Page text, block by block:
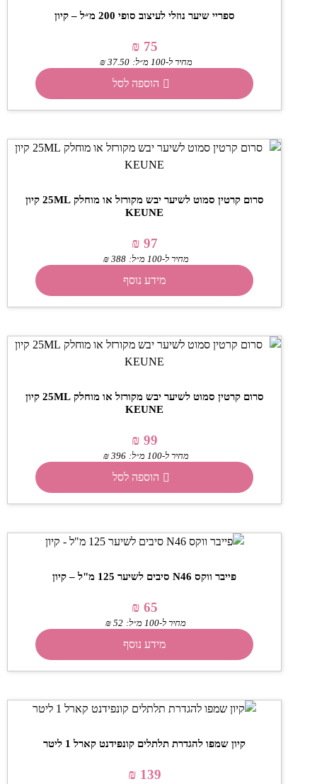
ספריי שיער נוזלי לעיצוב סופי 200 מ״ל – קיון
₪ 75
מחיר ל-100 מ״ל: ₪37.50
הוספה לסל
סרום קרטין סמוט לשיער יבש מקורזל או מוחלק 25ML קיון
KEUNE
₪ 97
מחיר ל-100 מ״ל: ₪388
מידע נוסף
סרום קרטין סמוט לשיער יבש מקורזל או מוחלק 25ML קיון
KEUNE
₪ 99
מחיר ל-100 מ״ל: ₪396
הוספה לסל
פייבר ווקס N46 סיבים לשיער 125 מ"ל – קיון
₪ 65
מחיר ל-100 מ״ל: ₪52
מידע נוסף
קיון שמפו להגדרת תלתלים קונפידנט קארל 1 ליטר
₪ 139